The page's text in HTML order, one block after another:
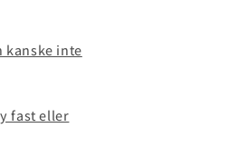
kanske inte
fast eller